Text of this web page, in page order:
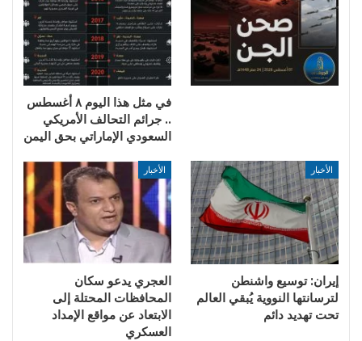
في مثل هذا اليوم ٨ أغسطس
.. جرائم التحالف الأمريكي
السعودي الإماراتي بحق اليمن
الأخبار
إيران: توسيع واشنطن
لترسانتها النووية يُبقي العالم
تحت تهديد دائم
الأخبار
العجري يدعو سكان
المحافظات المحتلة إلى
الابتعاد عن مواقع الإمداد
العسكري